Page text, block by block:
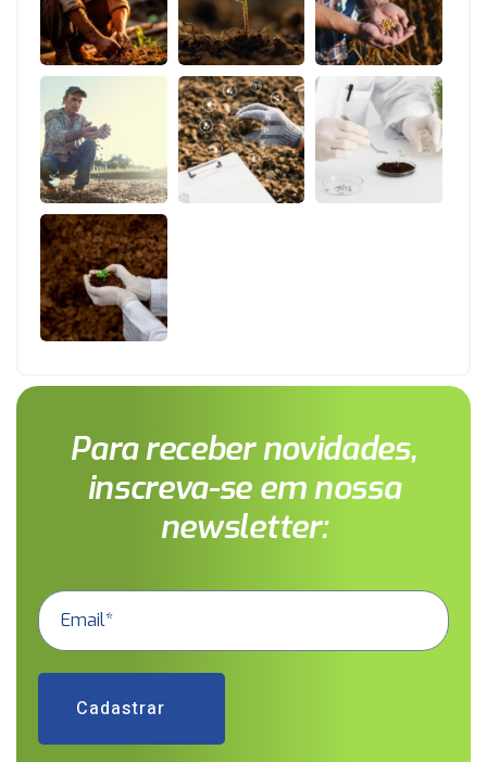
Para receber novidades,
inscreva-se em nossa
newsletter:
Cadastrar